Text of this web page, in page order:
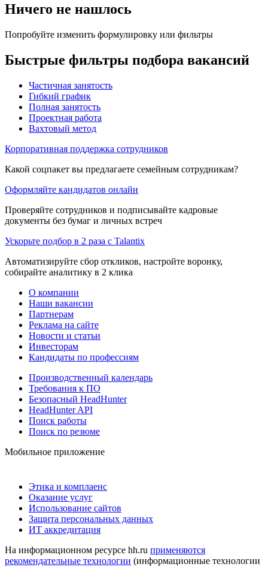
Ничего не нашлось
Попробуйте изменить формулировку или фильтры
Быстрые фильтры подбора вакансий
Частичная занятость
Гибкий график
Полная занятость
Проектная работа
Вахтовый метод
Корпоративная поддержка сотрудников
Какой соцпакет вы предлагаете семейным сотрудникам?
Оформляйте кандидатов онлайн
Проверяйте сотрудников и подписывайте кадровые
документы без бумаг и личных встреч
Ускорьте подбор в 2 раза с Talantix
Автоматизируйте сбор откликов, настройте воронку,
собирайте аналитику в 2 клика
О компании
Наши вакансии
Партнерам
Реклама на сайте
Новости и статьи
Инвесторам
Кандидаты по профессиям
Производственный календарь
Требования к ПО
Безопасный HeadHunter
HeadHunter API
Поиск работы
Поиск по резюме
Мобильное приложение
Этика и комплаенс
Оказание услуг
Использование сайтов
Защита персональных данных
ИТ аккредитация
На информационном ресурсе hh.ru применяются
рекомендательные технологии (информационные технологии